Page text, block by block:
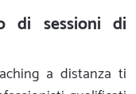
di sessioni di
a distanza ti